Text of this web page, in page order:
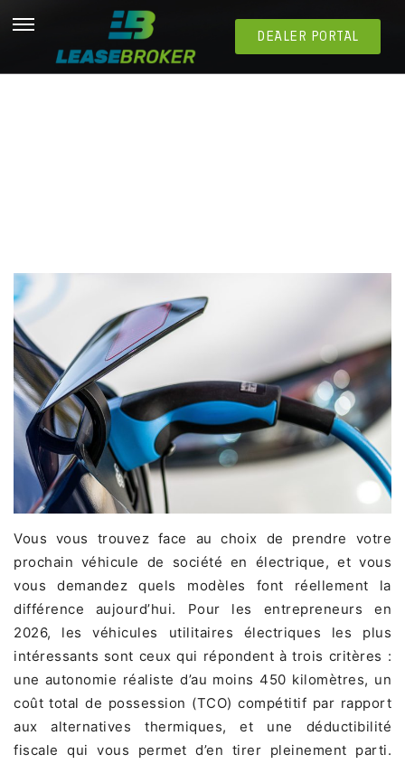
DEALER PORTAL
Vous vous trouvez face au choix de prendre votre
prochain véhicule de société en électrique, et vous
vous demandez quels modèles font réellement la
différence aujourd’hui. Pour les entrepreneurs en
2026, les véhicules utilitaires électriques les plus
intéressants sont ceux qui répondent à trois critères :
une autonomie réaliste d’au moins 450 kilomètres, un
coût total de possession (TCO) compétitif par rapport
aux alternatives thermiques, et une déductibilité
fiscale qui vous permet d’en tirer pleinement parti.